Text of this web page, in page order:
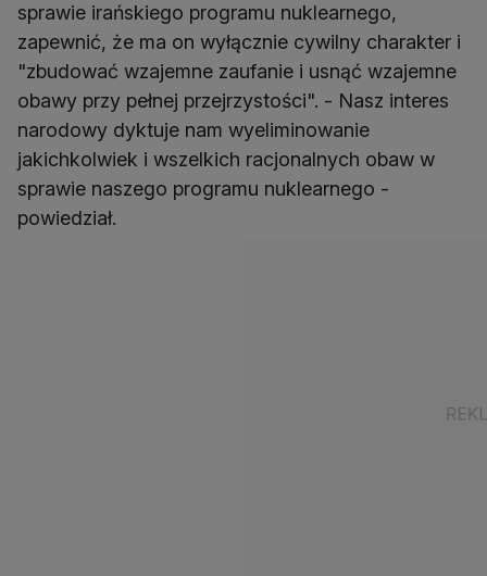
sprawie irańskiego programu nuklearnego,
zapewnić, że ma on wyłącznie cywilny charakter i
"zbudować wzajemne zaufanie i usnąć wzajemne
obawy przy pełnej przejrzystości". - Nasz interes
narodowy dyktuje nam wyeliminowanie
jakichkolwiek i wszelkich racjonalnych obaw w
sprawie naszego programu nuklearnego -
powiedział.